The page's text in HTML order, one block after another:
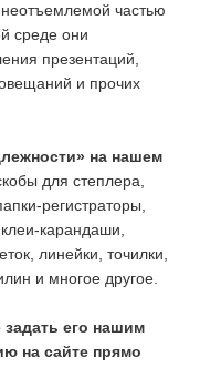
частью
среде они
презентаций,
и прочих
на нашем
для степлера,
регистраторы,
карандаши,
линейки, точилки,
и многое другое.
его нашим
на сайте прямо